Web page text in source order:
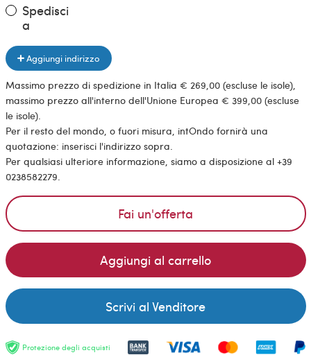
Spedisci
a
Aggiungi indirizzo
Massimo prezzo di spedizione in Italia € 269,00 (escluse le isole),
massimo prezzo all'interno dell'Unione Europea € 399,00 (escluse
le isole).
Per il resto del mondo, o fuori misura, intOndo fornirà una
quotazione: inserisci l'indirizzo sopra.
Per qualsiasi ulteriore informazione, siamo a disposizione al +39
0238582279.
Fai un'offerta
Aggiungi al carrello
Scrivi al Venditore
Protezione degli acquisti